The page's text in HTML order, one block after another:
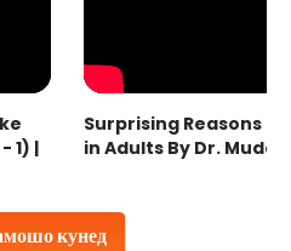
кунед
1) |
Surprising Reasons
in Adults By Dr.